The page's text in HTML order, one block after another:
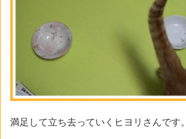
満足して立ち去っていくヒヨリさんです。